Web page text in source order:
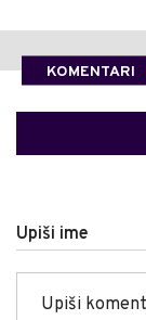
KOMENTARI
Upiši ime